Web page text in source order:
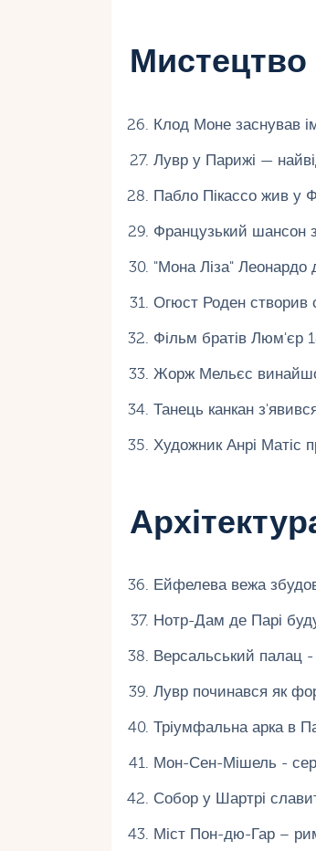
Мистецтво
Клод Моне заснував
Лувр у Парижі —
Пабло Пікассо жив у
Французький шансон
"Мона Ліза" Леонардо
Огюст Роден створив
Фільм братів Люм'єр
Жорж Мельєс
Танець канкан
Художник Анрі Матіс
Ейфелева вежа
Нотр-Дам де Парі
Версальський палац
Лувр починався як
Тріумфальна арка в
Мон-Сен-Мішель -
Собор у Шартрі
Міст Пон-дю-Гар –